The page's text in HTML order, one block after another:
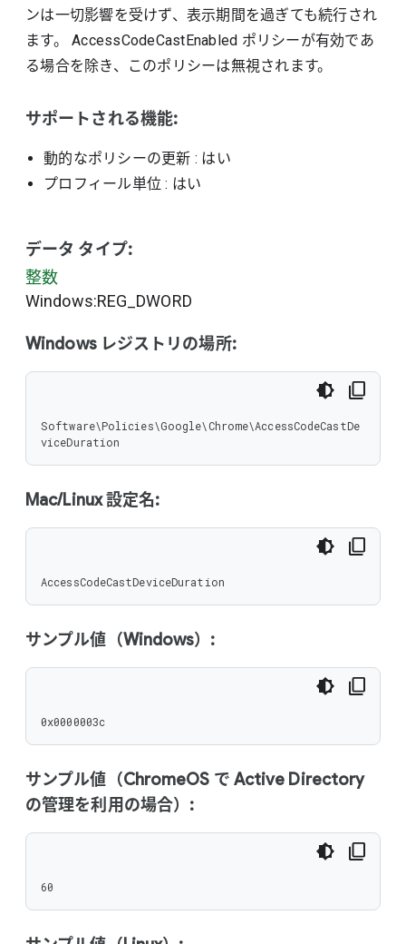
ンは一切影響を受けず、表示期間を過ぎても続行され
ます。 AccessCodeCastEnabled ポリシーが有効であ
る場合を除き、このポリシーは無視されます。
サポートされる機能:
動的なポリシーの更新 : はい
プロフィール単位 : はい
データ タイプ:
整数
Windows:REG_DWORD
Windows レジストリの場所:
Software\Policies\Google\Chrome\AccessCodeCastDe
viceDuration
Mac/Linux 設定名:
AccessCodeCastDeviceDuration
サンプル値（Windows）:
0x0000003c
サンプル値（ChromeOS で Active Directory
の管理を利用の場合）:
60